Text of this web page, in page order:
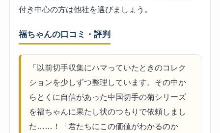
付き中心の方は他社を選びましょう。
福ちゃんの口コミ・評判
「以前切手収集にハマっていたときのコレク
ションを少しずつ整理しています。その中か
らとくに自信があった中国切手の菊シリーズ
を福ちゃんに果たし状のつもりで依頼しまし
た……！「君たちにこの価値がわかるのか